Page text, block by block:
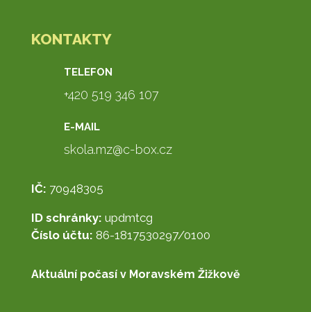
KONTAKTY
TELEFON
+420 519 346 107
E-MAIL
skola.mz@c-box.cz
IČ: 70948305
ID schránky: updmtcg
Číslo účtu: 86-1817530297/0100
Aktuální počasí v Moravském Žižkově